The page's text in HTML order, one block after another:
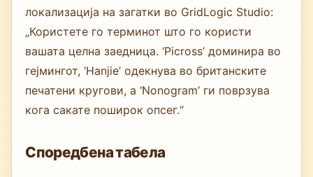
локализација на загатки во GridLogic Studio:
„Користете го терминот што го користи
вашата целна заедница. ‘Picross’ доминира во
гејмингот, ‘Hanjie’ одекнува во британските
печатени кругови, а ‘Nonogram’ ги поврзува
кога сакате поширок опсег.“
Споредбена табела